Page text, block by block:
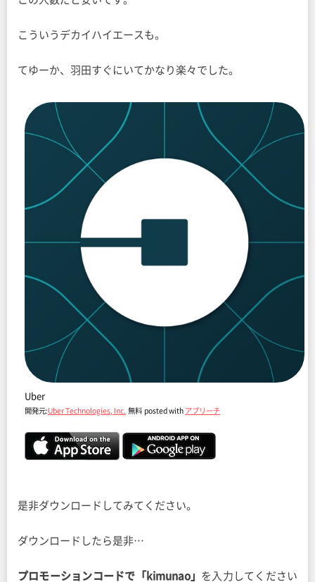
こういうデカイハイエースも。
てゆーか、羽田すぐにいてかなり楽々でした。
Uber
開発元: Uber Technologies, Inc. 無料 posted with アプリーチ
是非ダウンロードしてみてください。
ダウンロードしたら是非…
プロモーションコードで「kimunao」 を入力してください